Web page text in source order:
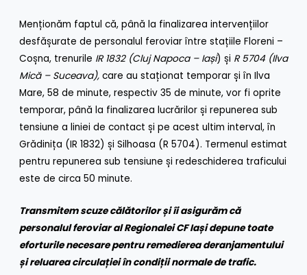
Menționăm faptul că, până la finalizarea intervențiilor
desfășurate de personalul feroviar între stațiile Floreni –
Coșna, trenurile IR 1832 (Cluj Napoca – Iași) și R 5704 (Ilva
Mică – Suceava), care au staționat temporar și în Ilva
Mare, 58 de minute, respectiv 35 de minute, vor fi oprite
temporar, până la finalizarea lucrărilor și repunerea sub
tensiune a liniei de contact și pe acest ultim interval, în
Grădinița (IR 1832) și Silhoasa (R 5704). Termenul estimat
pentru repunerea sub tensiune și redeschiderea traficului
este de circa 50 minute.
Transmitem scuze călătorilor și îi asigurăm că
personalul feroviar al Regionalei CF Iași depune toate
eforturile necesare pentru remedierea deranjamentului
și reluarea circulației în condiții normale de trafic.